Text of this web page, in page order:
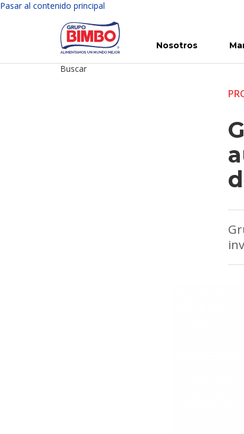
Pasar al contenido principal
Nosotros
Buscar